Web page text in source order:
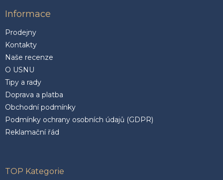
Informace
Prodejny
Kontakty
Naše recenze
O USNU
Tipy a rady
Doprava a platba
Obchodní podmínky
Podmínky ochrany osobních údajů (GDPR)
Reklamační řád
TOP Kategorie